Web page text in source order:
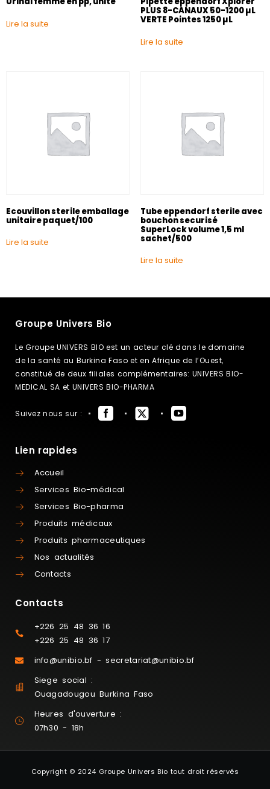
Lire la suite
PLUS 8-CANAUX 50-1200 µL
VERTE Pointes 1250 µL
Lire la suite
Ecouvillon sterile emballage
unitaire paquet/100
Lire la suite
Tube eppendorf sterile avec
bouchon securisé
SuperLock volume 1,5 ml
sachet/500
Lire la suite
Groupe Univers Bio
Le Groupe UNIVERS BIO est un acteur clé dans le domaine
de la santé au Burkina Faso et en Afrique de l’Ouest,
constitué de deux filiales complémentaires: UNIVERS BIO-
MEDICAL SA et UNIVERS BIO-PHARMA
Suivez nous sur :
Lien rapides
Accueil
Services Bio-médical
Services Bio-pharma
Produits médicaux
Produits pharmaceutiques
Nos actualités
Contacts
Contacts
+226 25 48 36 16
+226 25 48 36 17
info@unibio.bf - secretariat@unibio.bf
Siege social :
Ouagadougou Burkina Faso
Heures d'ouverture :
07h30 - 18h
Copyright © 2024 Groupe Univers Bio tout droit réservés